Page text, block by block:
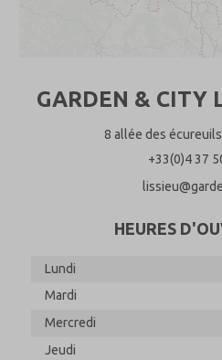
GARDEN & CITY
8 allée des écureuils
+33(0)4 37
HEURES
Lundi
Mardi
Mercredi
Jeudi